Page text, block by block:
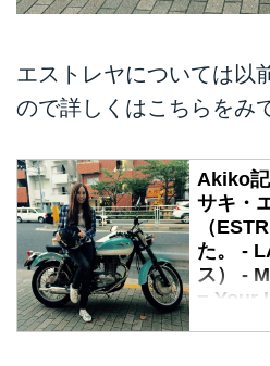
エストレヤについては以
ので詳しくはこちらをみ
Akiko
サキ・
（
た。 -
ス） -
= Your
「ツー